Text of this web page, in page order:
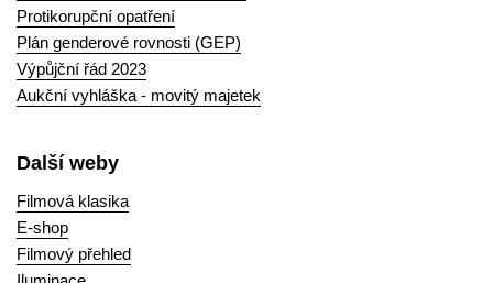
Protikorupční opatření
Plán genderové rovnosti (GEP)
Výpůjční řád 2023
Aukční vyhláška - movitý majetek
Další weby
Filmová klasika
E-shop
Filmový přehled